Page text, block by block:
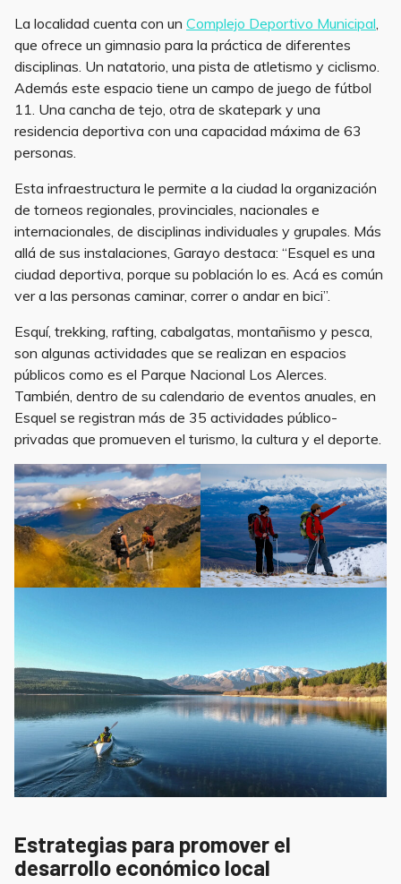
La localidad cuenta con un Complejo Deportivo Municipal
que ofrece un gimnasio para la práctica de diferentes
disciplinas. Un natatorio, una pista de atletismo y ciclismo.
Además este espacio tiene un campo de juego de fútbol
11. Una cancha de tejo, otra de skatepark y una
residencia deportiva con una capacidad máxima de 63
personas.
Esta infraestructura le permite a la ciudad la organización
de torneos regionales, provinciales, nacionales e
internacionales, de disciplinas individuales y grupales. Más
allá de sus instalaciones, Garayo destaca: “Esquel es una
ciudad deportiva, porque su población lo es. Acá es común
ver a las personas caminar, correr o andar en bici”.
Esquí, trekking, rafting, cabalgatas, montañismo y pesca,
son algunas actividades que se realizan en espacios
públicos como es el Parque Nacional Los Alerces.
También, dentro de su calendario de eventos anuales, en
Esquel se registran más de 35 actividades público-
privadas que promueven el turismo, la cultura y el deporte.
Estrategias para promover el
desarrollo económico local